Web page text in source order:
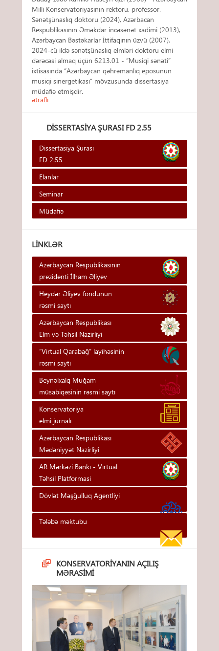
Milli Konservatoriyasının rektoru, professor.
Sənətşünaslıq doktoru (2024), Azərbacan
Respublikasının Əməkdar incəsənət xadimi (2013),
Azərbaycan Bəstəkarlar İttifaqının üzvü (2007).
2024-cü ildə sənətşünaslıq elmləri doktoru elmi
dərəcəsi almaq üçün 6213.01 - “Musiqi sənəti”
ixtisasında “Azərbaycan qəhrəmanlıq eposunun
musiqi sinergetikası” mövzusunda dissertasiya
müdafiə etmişdir.
ətraflı
DISSERTASIYA ŞURASI FD 2.55
Dissertasiya Şurası
FD 2.55
Elanlar
Seminar
Müdafiə
LINKLƏR
Azərbaycan Respublikasının
prezidenti İlham Əliyev
Heydər Əliyev fondunun
rəsmi saytı
Azərbaycan Respublikası
Elm və Təhsil Nazirliyi
“Virtual Qarabağ” layihəsinin
rəsmi saytı
Beynəlxalq Muğam
müsabiqəsinin rəsmi saytı
Konservatoriya
elmi jurnalı
Azərbaycan Respublikası
Mədəniyyət Nazirliyi
AR Mərkəzi Bankı - Vi̇rtual
Təhsi̇l Platformasi
Dövlət Məşğulluq Agentliyi
Tələbə məktubu
KONSERVATORIYANIN AÇILIŞ
MƏRASIMI